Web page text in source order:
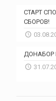
СТАРТ
СБОРОВ!
ДОНАБОР